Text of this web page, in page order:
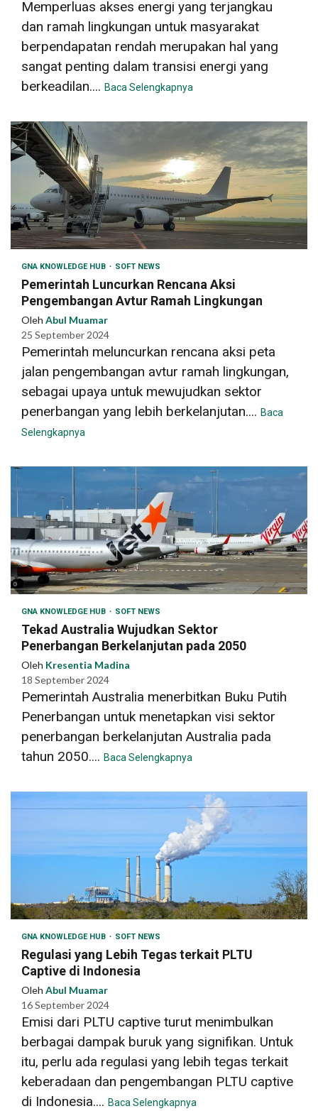
Memperluas akses energi yang terjangkau
dan ramah lingkungan untuk masyarakat
berpendapatan rendah merupakan hal yang
sangat penting dalam transisi energi yang
berkeadilan.... Baca Selengkapnya
GNA KNOWLEDGE HUB SOFT NEWS
Pemerintah Luncurkan Rencana Aksi
Pengembangan Avtur Ramah Lingkungan
Oleh Abul Muamar
25 September 2024
Pemerintah meluncurkan rencana aksi peta
jalan pengembangan avtur ramah lingkungan,
sebagai upaya untuk mewujudkan sektor
penerbangan yang lebih berkelanjutan.... Baca
Selengkapnya
GNA KNOWLEDGE HUB SOFT NEWS
Tekad Australia Wujudkan Sektor
Penerbangan Berkelanjutan pada 2050
Oleh Kresentia Madina
18 September 2024
Pemerintah Australia menerbitkan Buku Putih
Penerbangan untuk menetapkan visi sektor
penerbangan berkelanjutan Australia pada
tahun 2050.... Baca Selengkapnya
GNA KNOWLEDGE HUB SOFT NEWS
Regulasi yang Lebih Tegas terkait PLTU
Captive di Indonesia
Oleh Abul Muamar
16 September 2024
Emisi dari PLTU captive turut menimbulkan
berbagai dampak buruk yang signifikan. Untuk
itu, perlu ada regulasi yang lebih tegas terkait
keberadaan dan pengembangan PLTU captive
di Indonesia.... Baca Selengkapnya